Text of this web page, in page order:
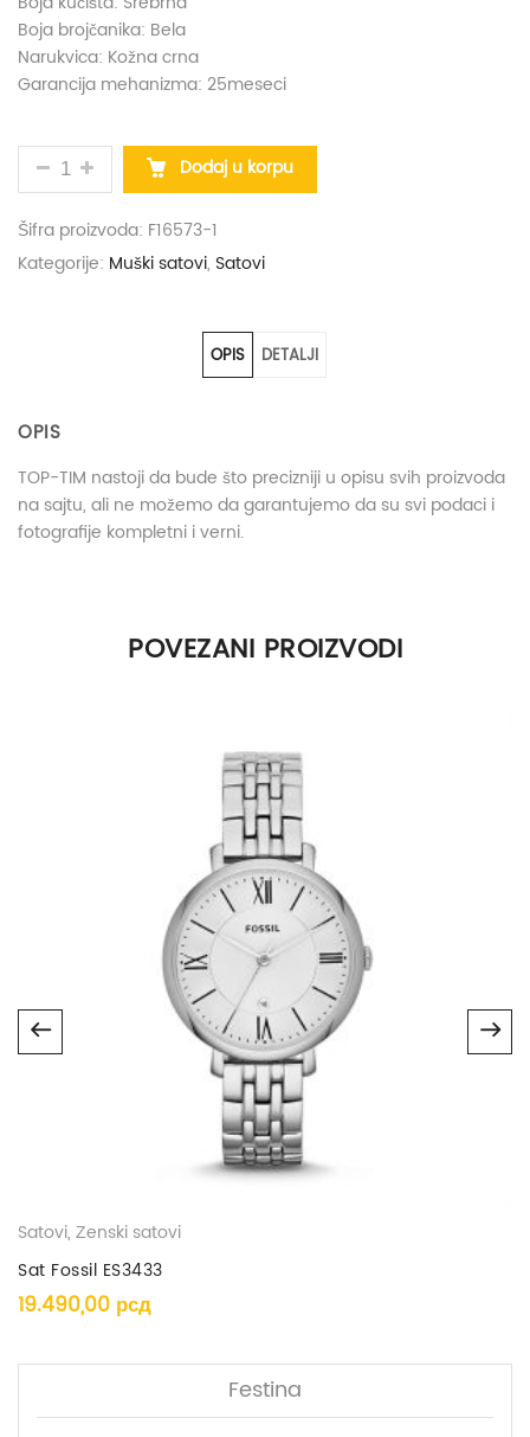
Boja brojčanika: Bela
Narukvica: Kožna crna
Garancija mehanizma: 25meseci
SAT FESTINA F16573-1 KOLIČINA
Dodaj u korpu
Šifra proizvoda: F16573-1
Kategorije: Muški satovi, Satovi
OPIS DETALJI
OPIS
TOP-TIM nastoji da bude što precizniji u opisu svih proizvoda
na sajtu, ali ne možemo da garantujemo da su svi podaci i
fotografije kompletni i verni.
Prečnik kućišta
Boja brojčanika
Narukvica
Prikaz
Vodootpornost 5ATM
Tip mehanizma
Garancija mehanizma
Garancija baterije
POVEZANI PROIZVODI
Satovi, Ženski satovi
Sat Fossil ES3433
19.490,00 рсд
Festina